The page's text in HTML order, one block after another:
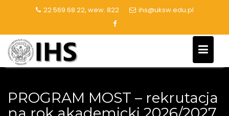
22 569 68 22, wew. 822 ihs@uksw.edu.pl
PROGRAM MOST – rekrutacja